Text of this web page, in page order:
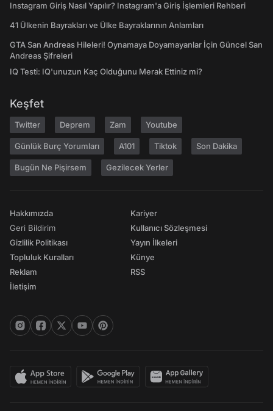
Instagram Giriş Nasıl Yapılır? Instagram'a Giriş İşlemleri Rehberi
41 Ülkenin Bayrakları ve Ülke Bayraklarının Anlamları
GTA San Andreas Hileleri! Oynamaya Doyamayanlar İçin Güncel San
Andreas Şifreleri
IQ Testi: IQ'unuzun Kaç Olduğunu Merak Ettiniz mi?
Keşfet
Twitter Deprem Zam Youtube
Günlük Burç Yorumları A101 Tiktok Son Dakika
Bugün Ne Pişirsem Gezilecek Yerler
Hakkımızda
Geri Bildirim
Gizlilik Politikası
Topluluk Kuralları
Reklam
İletişim
Kariyer
Kullanıcı Sözleşmesi
Yayın İlkeleri
Künye
RSS